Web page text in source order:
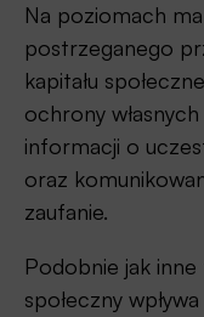
Na poziomach
postrzeganego
kapitału
ochrony
informacji o
oraz
zaufanie.
Podobnie jak inne
społeczny